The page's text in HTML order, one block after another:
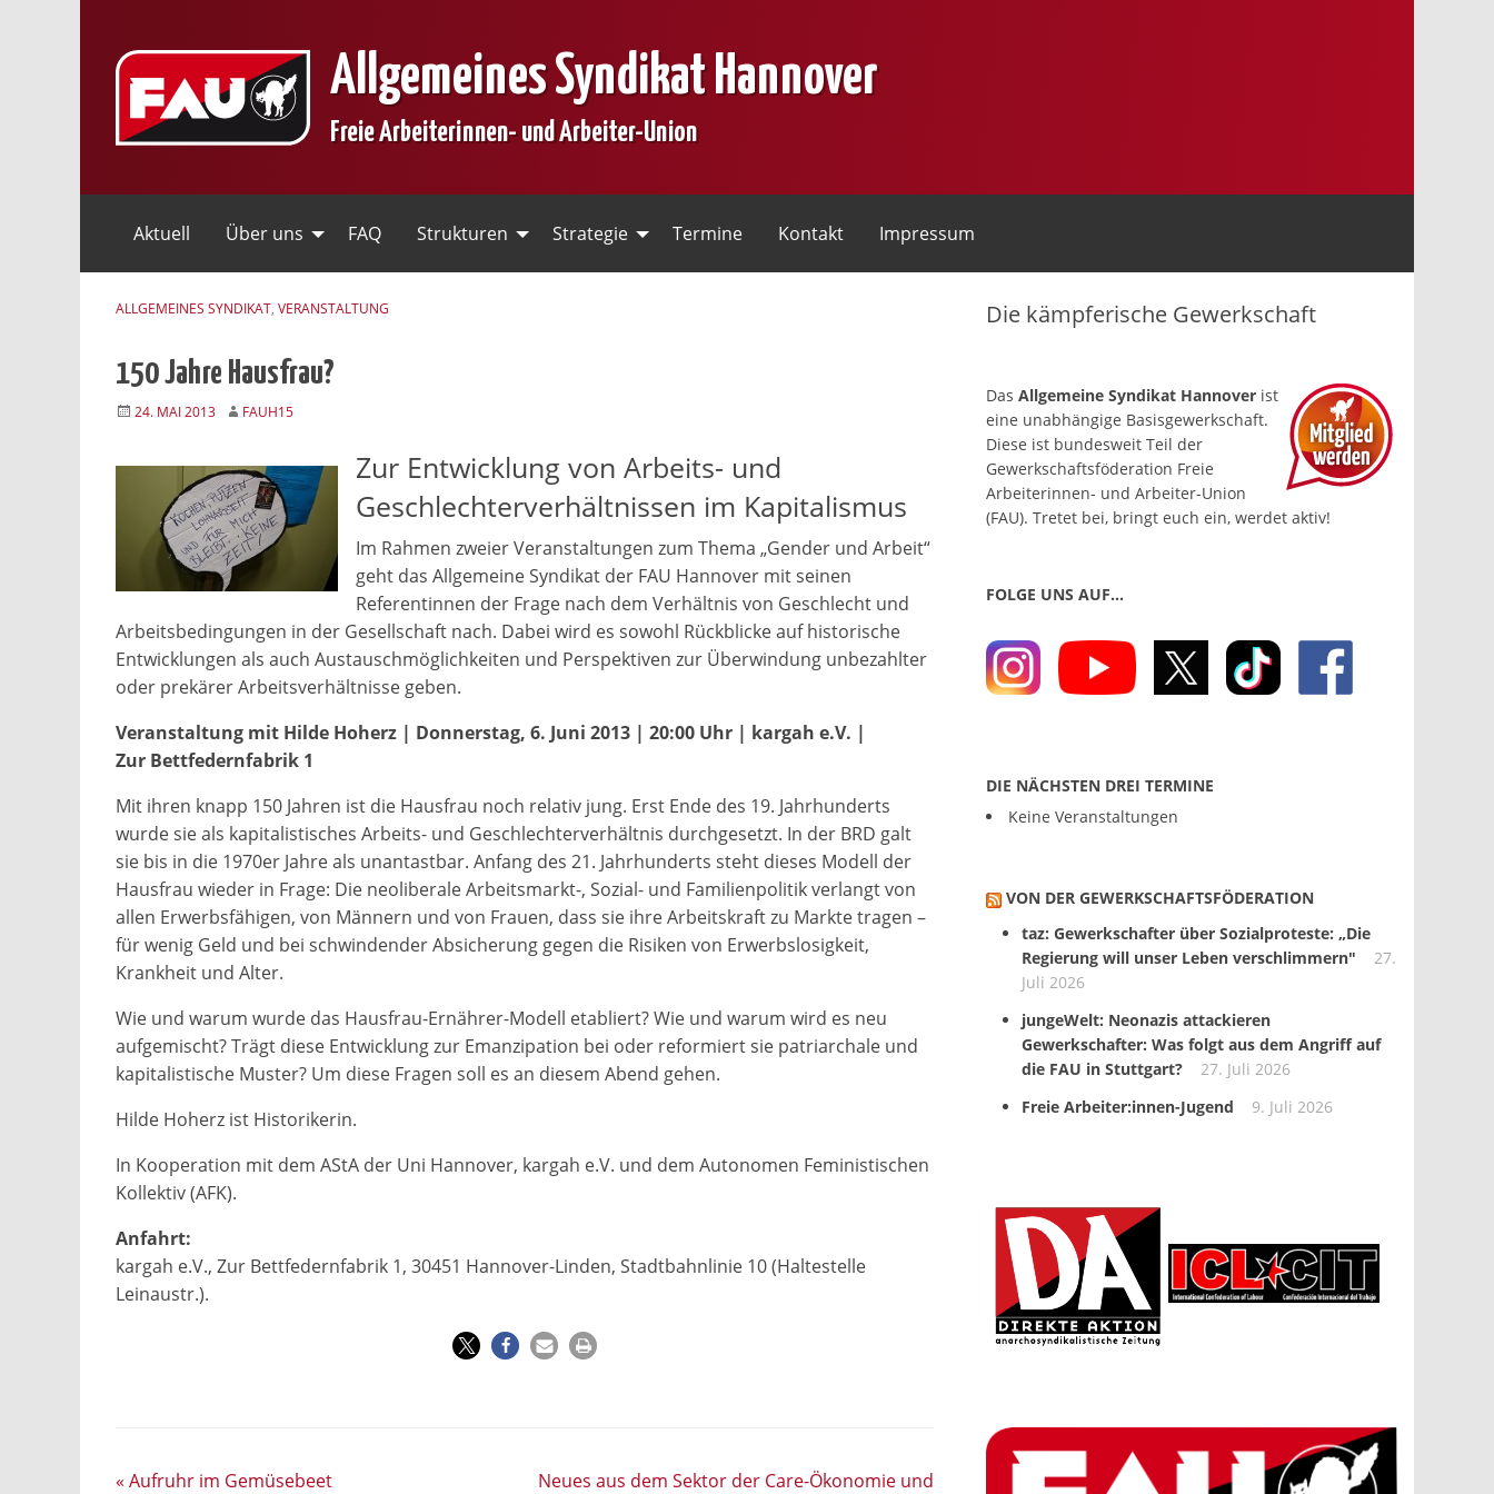
Allgemeines Syndikat Hannover
Freie Arbeiterinnen- und Arbeiter-Union
Aktuell Über uns FAQ Strukturen Strategie Termine Kontakt Impressum
ALLGEMEINES SYNDIKAT, VERANSTALTUNG
150 Jahre Hausfrau?
24. MAI 2013 FAUH15
Zur Entwicklung von Arbeits- und
Geschlechterverhältnissen im Kapitalismus
Im Rahmen zweier Veranstaltungen zum Thema „Gender und Arbeit“
geht das Allgemeine Syndikat der FAU Hannover mit seinen
Referentinnen der Frage nach dem Verhältnis von Geschlecht und
Arbeitsbedingungen in der Gesellschaft nach. Dabei wird es sowohl Rückblicke auf historische
Entwicklungen als auch Austauschmöglichkeiten und Perspektiven zur Überwindung unbezahlter
oder prekärer Arbeitsverhältnisse geben.
Veranstaltung mit Hilde Hoherz | Donnerstag, 6. Juni 2013 | 20:00 Uhr | kargah e.V. |
Zur Bettfedernfabrik 1
Mit ihren knapp 150 Jahren ist die Hausfrau noch relativ jung. Erst Ende des 19. Jahrhunderts
wurde sie als kapitalistisches Arbeits- und Geschlechterverhältnis durchgesetzt. In der BRD galt
sie bis in die 1970er Jahre als unantastbar. Anfang des 21. Jahrhunderts steht dieses Modell der
Hausfrau wieder in Frage: Die neoliberale Arbeitsmarkt-, Sozial- und Familienpolitik verlangt von
allen Erwerbsfähigen, von Männern und von Frauen, dass sie ihre Arbeitskraft zu Markte tragen –
für wenig Geld und bei schwindender Absicherung gegen die Risiken von Erwerbslosigkeit,
Krankheit und Alter.
Wie und warum wurde das Hausfrau-Ernährer-Modell etabliert? Wie und warum wird es neu
aufgemischt? Trägt diese Entwicklung zur Emanzipation bei oder reformiert sie patriarchale und
kapitalistische Muster? Um diese Fragen soll es an diesem Abend gehen.
Hilde Hoherz ist Historikerin.
In Kooperation mit dem AStA der Uni Hannover, kargah e.V. und dem Autonomen Feministischen
Kollektiv (AFK).
Anfahrt:
kargah e.V., Zur Bettfedernfabrik 1, 30451 Hannover-Linden, Stadtbahnlinie 10 (Haltestelle
Leinaustr.).
« Aufruhr im Gemüsebeet Neues aus dem Sektor der Care-Ökonomie und
Die kämpferische Gewerkschaft
Das Allgemeine Syndikat Hannover ist
eine un­abhängige Basis­gewerkschaft.
Diese ist bundesweit Teil der
Gewerkschafts­föderation Freie
Arbeiterinnen- und Arbeiter-Union
(FAU). Tretet bei, bringt euch ein, werdet aktiv!
FOLGE UNS AUF…
DIE NÄCHSTEN DREI TERMINE
Keine Veranstaltungen
VON DER GEWERKSCHAFTS­FÖDERATION
taz: Gewerkschafter über Sozialproteste: „Die
Regierung will unser Leben verschlimmern"
27.
Juli 2026
jungeWelt: Neonazis attackieren
Gewerkschafter: Was folgt aus dem Angriff auf
die FAU in Stuttgart?
27. Juli 2026
Freie Arbeiter:innen-Jugend
9. Juli 2026